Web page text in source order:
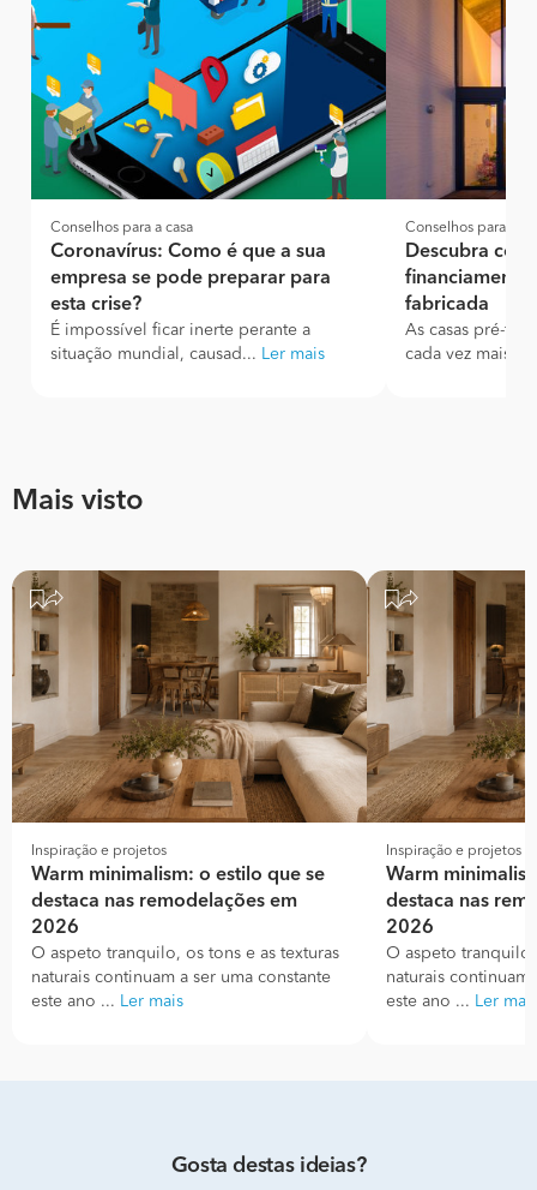
Conselhos para a casa
Coronavírus: Como é que a sua
empresa se pode preparar para
esta crise?
É impossível ficar inerte perante a
situação mundial, causad... Ler mais
Conselhos para a
Descubra
financiamento
fabricada
As casas pré-
cada vez mais
Mais visto
Inspiração e projetos
Warm minimalism: o estilo que se
destaca nas remodelações em
2026
O aspeto tranquilo, os tons e as texturas
naturais continuam a ser uma constante
este ano ... Ler mais
Inspiração e projetos
Warm
destaca nas
2026
O aspeto
naturais continuam
este ano ... Ler mais
Gosta destas ideias?